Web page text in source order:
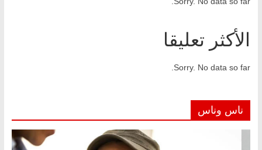
الأكثر تعليقا
Sorry. No data so far.
ناس وناس